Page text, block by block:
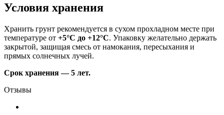
Условия хранения
Хранить грунт рекомендуется в сухом прохладном месте при
температуре от +5°C до +12°C. Упаковку желательно держать
закрытой, защищая смесь от намокания, пересыхания и
прямых солнечных лучей.
Срок хранения — 5 лет.
Отзывы